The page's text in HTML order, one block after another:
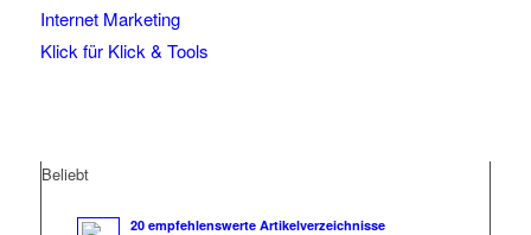
Internet Marketing
Klick für Klick & Tools
Beliebt
20 empfehlenswerte Artikelverzeichnisse